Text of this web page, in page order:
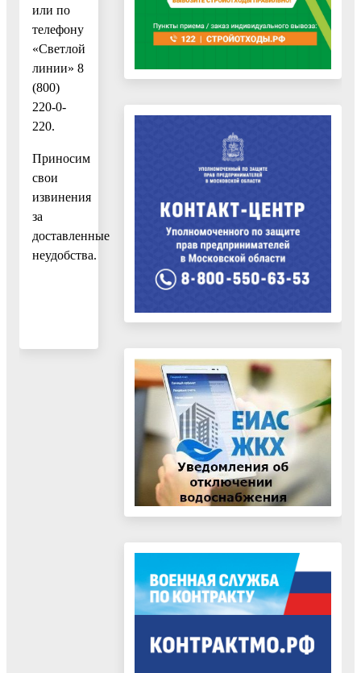
или по
телефону
«Светлой
линии» 8
(800)
220-0-
220.
Приносим
свои
извинения
за
доставленные
неудобства.